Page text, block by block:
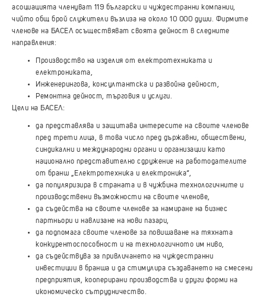
асоциацията членуват 119 български и чуждестранни компании,
чийто общ брой служители възлиза на около 10 000 души. Фирмите
членове на БАСЕЛ осъществяват своята дейност в следните
направления:
Производство на изделия от електротехниката и
електрониката,
Инженерингова, консултантска и развойна дейност,
Ремонтна дейност, търговия и услуги.
Цели на БАСЕЛ:
да представлява и защитава интересите на своите членове
пред трети лица, в това число пред държавни, обществени,
синдикални и международни органи и организации като
национално представително сдружение на работодателите
от бранш „Електротехника и електроника“,
да популяризира в страната и в чужбина технологичните и
производствени възможности на своите членове,
да съдейства на своите членове за намиране на бизнес
партньори и навлизане на нови пазари,
да подпомага своите членове за повишаване на тяхната
конкурентоспособност и на технологичното им ниво,
да съдействува за привличането на чуждестранни
инвестиции в бранша и да стимулира създаването на смесени
предприятия, кооперирани производства и други форми на
икономическо сътрудничество.